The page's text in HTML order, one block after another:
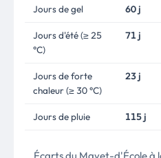
Jours de gel 60 j
Jours d'été (≥ 25
°C)
71 j
Jours de forte
chaleur (≥ 30 °C)
23 j
Jours de pluie 115 j